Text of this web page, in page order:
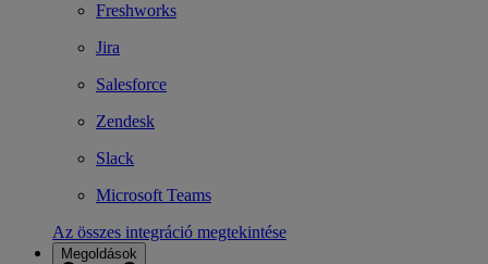
Freshworks
Jira
Salesforce
Zendesk
Slack
Microsoft Teams
Az összes integráció megtekintése
Megoldások